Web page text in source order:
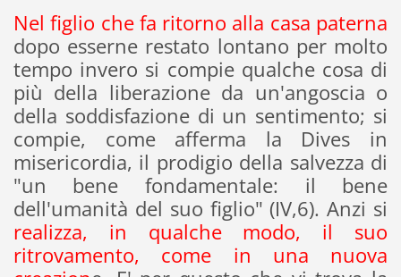
Nel figlio che fa ritorno alla casa paterna
dopo esserne restato lontano per molto
tempo invero si compie qualche cosa di
più della liberazione da un'angoscia o
della soddisfazione di un sentimento; si
compie, come afferma la Dives in
misericordia, il prodigio della salvezza di
"un bene fondamentale: il bene
dell'umanità del suo figlio" (IV,6). Anzi si
realizza, in qualche modo, il suo
ritrovamento, come in una nuova